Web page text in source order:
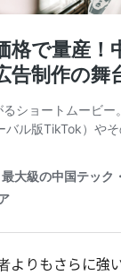
よりもさらに強